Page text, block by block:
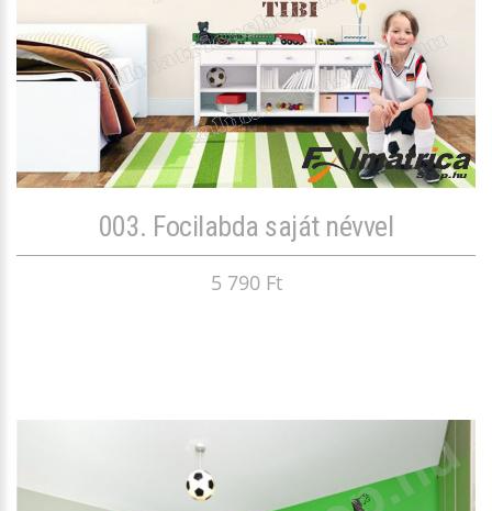
003. Focilabda saját névvel
5 790 Ft